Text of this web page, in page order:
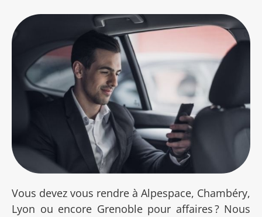
Vous devez vous rendre à Alpespace, Chambéry,
Lyon ou encore Grenoble pour affaires ? Nous